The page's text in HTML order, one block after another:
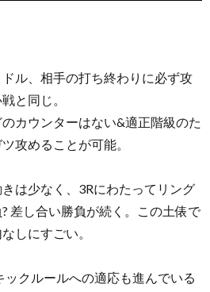
ル、相手の打ち終わりに必ず攻
と同じ。
カウンターはない&適正階級のた
攻めることが可能。
は少なく、3Rにわたってリング
差し合い勝負が続く。この土俵で
しにすごい。
クルールへの適応も進んでいる